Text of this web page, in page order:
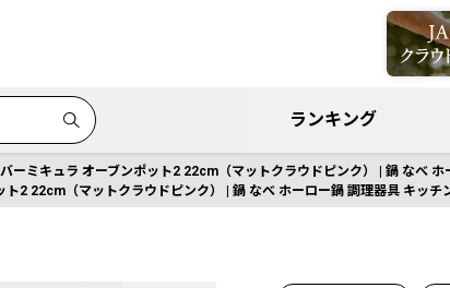
ランキング
バーミキュラ オーブンポット2 22cm（マットクラウドピンク） | 鍋 なべ
ト2 22cm（マットクラウドピンク） | 鍋 なべ ホーロー鍋 調理器具 キッ